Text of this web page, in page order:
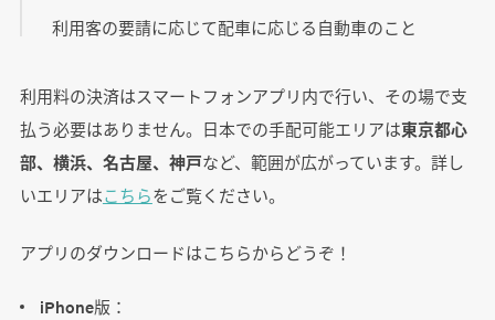
利用客の要請に応じて配車に応じる自動車のこと
利用料の決済はスマートフォンアプリ内で行い、その場で支
払う必要はありません。日本での手配可能エリアは東京都心
部、横浜、名古屋、神戸など、範囲が広がっています。詳し
いエリアはこちらをご覧ください。
アプリのダウンロードはこちらからどうぞ！
iPhone版：